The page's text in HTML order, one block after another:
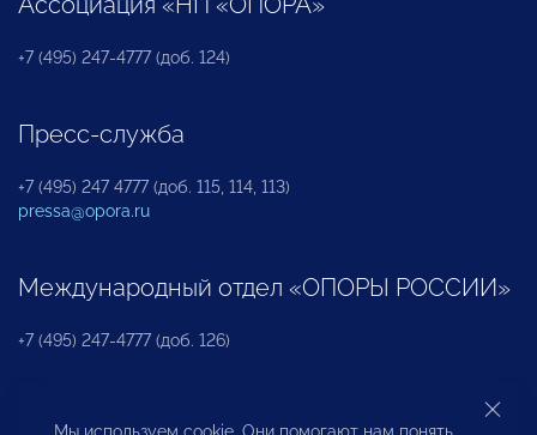
+7 (495) 247-4777 (доб. 124)
Пресс-служба
+7 (495) 247 4777 (доб. 115, 114, 113)
pressa@opora.ru
Международный отдел «ОПОРЫ РОССИИ»
+7 (495) 247-4777 (доб. 126)
Бюро по защите прав предпринимателей и
Мы используем cookie. Они помогают нам понять,